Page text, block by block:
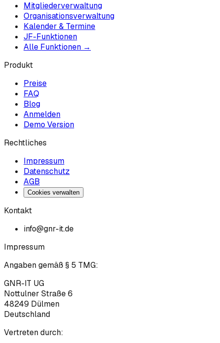
Mitgliederverwaltung
Organisationsverwaltung
Kalender & Termine
JF-Funktionen
Alle Funktionen →
Produkt
Preise
FAQ
Blog
Anmelden
Demo Version
Rechtliches
Impressum
Datenschutz
AGB
Cookies verwalten
Kontakt
info@gnr-it.de
Impressum
Angaben gemäß § 5 TMG:
GNR-IT UG
Nottulner Straße 6
48249 Dülmen
Deutschland
Vertreten durch: